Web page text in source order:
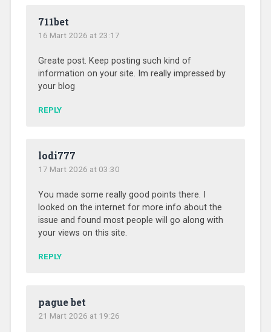
711bet
16 Mart 2026 at 23:17
Greate post. Keep posting such kind of
information on your site. Im really impressed by
your blog
REPLY
lodi777
17 Mart 2026 at 03:30
You made some really good points there. I
looked on the internet for more info about the
issue and found most people will go along with
your views on this site.
REPLY
pague bet
21 Mart 2026 at 19:26